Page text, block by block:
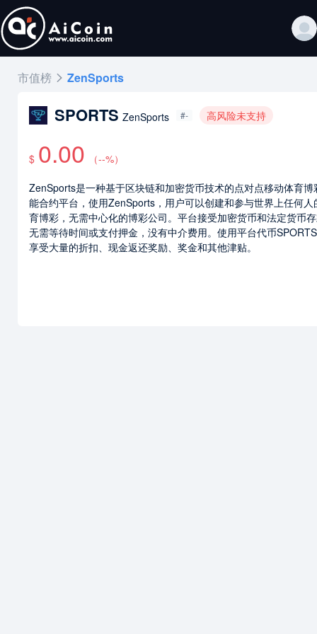
市值榜 ZenSports
SPORTS ZenSports #- 高风险未支持
$ 0.00 （--%）
ZenSports是一种基于区块链和加密货币技术的点对点移动体育博
能合约平台，使用ZenSports，用户可以创建和参与世界上任何人
育博彩，无需中心化的博彩公司。平台接受加密货币和法定货币
无需等待时间或支付押金，没有中介费用。使用平台代币
享受大量的折扣、现金返还奖励、奖金和其他津贴。